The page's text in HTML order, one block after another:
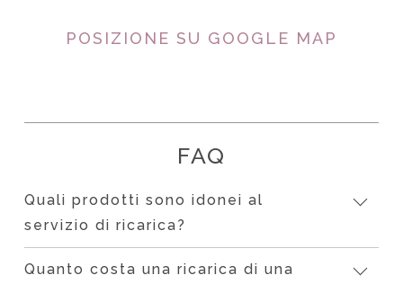
POSIZIONE SU GOOGLE MAP
FAQ
Quali prodotti sono idonei al
servizio di ricarica?
Quanto costa una ricarica di una